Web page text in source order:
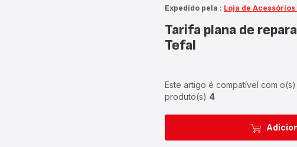
Expedido pela : Loja de Acessórios
Tarifa plana de
Tefal
Este artigo é compatível com o(s)
produto(s) 4